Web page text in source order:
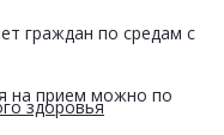
здоровья
граждан по средам с
на прием можно по